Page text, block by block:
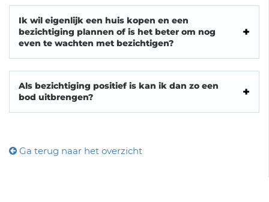
Ik wil eigenlijk een huis kopen en een
bezichtiging plannen of is het beter om nog
even te wachten met bezichtigen?
Als bezichtiging positief is kan ik dan zo een
bod uitbrengen?
Ga terug naar het overzicht